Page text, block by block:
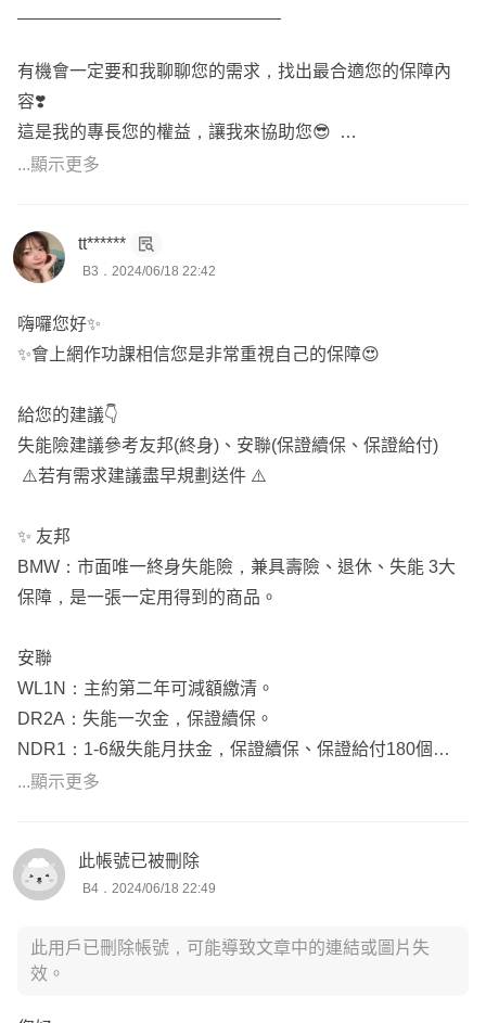
👉🏻再依性別、年齡、需求與預算來調成專屬方案
若需服務人員，可協助您投保送件及提供後續服務
Yun服務於錠嵂保經，
的lineID以利後續討論😊
有機會一定要和我聊聊您的需求，找出最合適您的保障內
容❣️
這是我的專長您的權益，讓我來協助您😎
✨服務於｜錠嵂保險經紀公司
✨不推銷｜讓您買對且不買貴
...顯示更多
tt******
B3．2024/06/18 22:42
嗨囉您好✨
✨會上網作功課相信您是非常重視自己的保障😍
給您的建議👇
失能險建議參考友邦(終身)、安聯(保證續保、保證給付)
⚠️若有需求建議盡早規劃送件 ⚠️
✨ 友邦
BMW：市面唯一終身失能險，兼具壽險、退休、失能 3大
保障，是一張一定用得到的商品。
安聯
WL1N：主約第二年可減額繳清。
DR2A：失能一次金，保證續保。
NDR1：1-6級失能月扶金，保證續保、保證給付180個
月。
做搭配，
用較低的預算達成足夠的保障💯但主要內容還是依照您需求
...顯示更多
此帳號已被刪除
B4．2024/06/18 22:49
此用戶已刪除帳號，可能導致文章中的連結或圖片失
效。